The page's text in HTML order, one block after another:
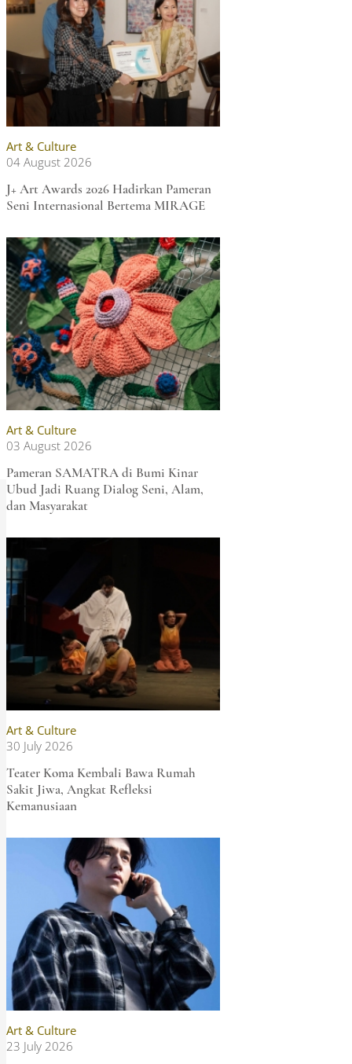
Art & Culture
04 August 2026
J+ Art Awards 2026 Hadirkan Pameran
Seni Internasional Bertema MIRAGE
Art & Culture
03 August 2026
Pameran SAMATRA di Bumi Kinar
Ubud Jadi Ruang Dialog Seni, Alam,
dan Masyarakat
Art & Culture
30 July 2026
Teater Koma Kembali Bawa Rumah
Sakit Jiwa, Angkat Refleksi
Kemanusiaan
Art & Culture
23 July 2026